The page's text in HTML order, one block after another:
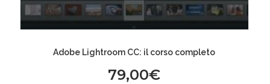
Adobe Lightroom CC: il corso completo
79,00€